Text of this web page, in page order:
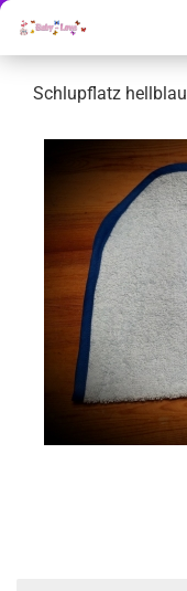
Schlupflatz hellblau